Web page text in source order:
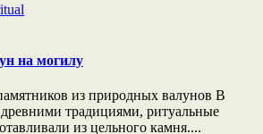
на могилу
из природных валунов В
древними традициями, ритуальные
из цельного камня....